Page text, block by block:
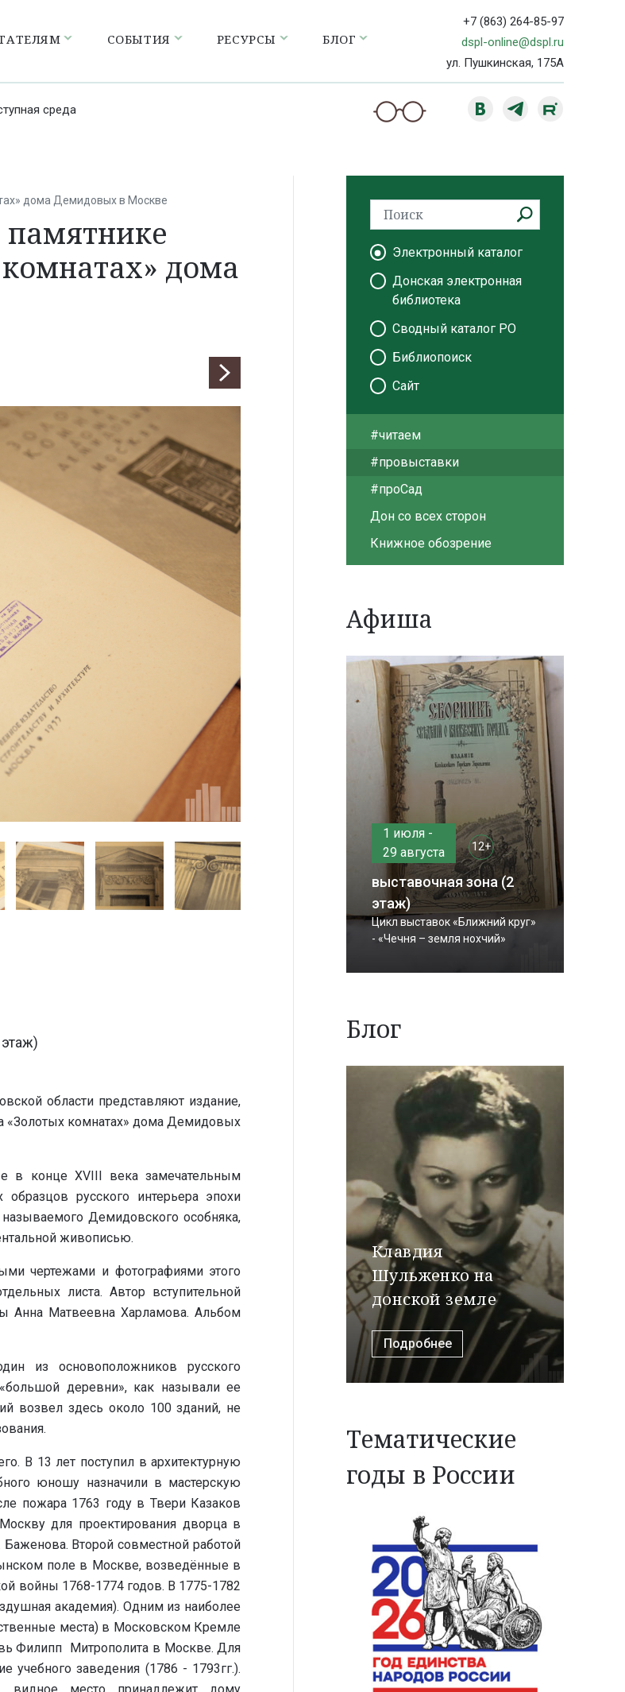
СОБЫТИЯ РЕСУРСЫ БЛОГ
+7 (863) 264-85-97
dspl-online@dspl.ru
ул. Пушкинская, 175А
среда
дома Демидовых в Москве
дома
области представляют издание,
«Золотых комнатах» дома Демидовых
в конце XVIII века замечательным
русского интерьера эпохи
Демидовского особняка,
живописью.
чертежами и фотографиями этого
листа. Автор вступительной
Анна Матвеевна Харламова. Альбом
из основоположников русского
деревни», как называли ее
возвел здесь около 100 зданий, не
В 13 лет поступил в архитектурную
юношу назначили в мастерскую
пожара 1763 году в Твери Казаков
для проектирования дворца в
Второй совместной работой
поле в Москве, возведённые в
войны 1768-1774 годов. В 1775-1782
академия). Одним из наиболее
места) в Московском Кремле
Филипп Митрополита в Москве. Для
учебного заведения (1786 - 1793гг.).
Электронный каталог
Донская электронная
библиотека
Сводный каталог РО
Библиопоиск
Сайт
#читаем
#провыставки
#проСад
Дон со всех сторон
Книжное обозрение
Афиша
1 июля -
29 августа
12+
выставочная зона (2
этаж)
Цикл выставок «Ближний круг»
- «Чечня – земля нохчий»
Блог
Клавдия
Шульженко на
донской земле
Подробнее
Тематические
годы в России